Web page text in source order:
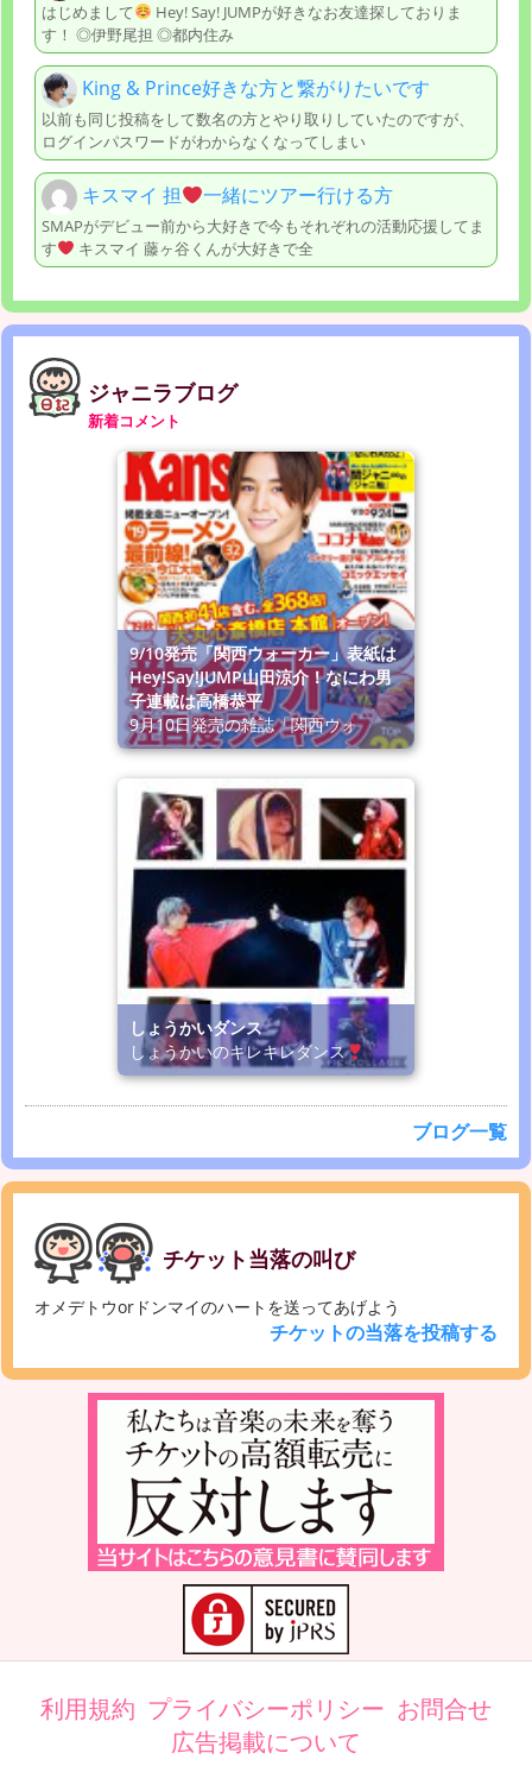
はじめまして
Hey! Say! JUMPが好きなお友達探しておりま
す！ ◎伊野尾担 ◎都内住み
King & Prince好きな方と繋がりたいです
以前も同じ投稿をして数名の方とやり取りしていたのですが、
ログインパスワードがわからなくなってしまい
キスマイ 担 一緒にツアー行ける方
SMAPがデビュー前から大好きで今もそれぞれの活動応援してま
す
キスマイ 藤ヶ谷くんが大好きで全
ジャニラブログ
新着コメント
9/10発売「関西ウォーカー」表紙は
Hey!Say!JUMP山田涼介！なにわ男
子連載は高橋恭平
9月10日発売の雑誌「関西ウォ
しょうかいダンス
しょうかいのキレキレダンス
ブログ一覧
チケット当落の叫び
オメデトウorドンマイのハートを送ってあげよう
チケットの当落を投稿する
利用規約 プライバシーポリシー お問合せ
広告掲載について